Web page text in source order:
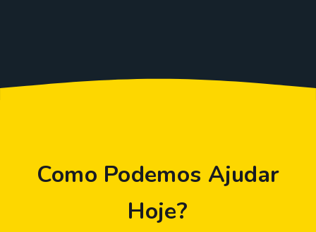
Como Podemos Ajudar
Hoje?